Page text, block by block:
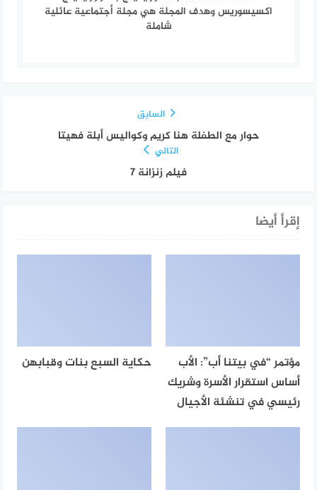
اكسيسوريس وهدف المجلة هي مجلة أجتماعية عائلية
شاملة
السابق
حوار مع الطفلة هنا كريم وكواليس أبلة فهيتا
التالي
فيلم زنزانة 7
إقرأ أيضا
مؤتمر “في بيتنا أب”: الأب
أساس استقرار الأسرة وشريك
رئيسي في تنشئة الأجيال
حكاية السبع بنات وقبابهن